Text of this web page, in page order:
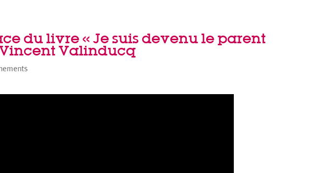
du livre « Je suis devenu le parent
Vincent Valinducq